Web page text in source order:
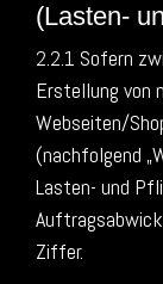
(Lasten-
2.2.1 Sofern
Erstellung von
Webseiten/
(nachfolgend
Lasten- und
Ziffer.